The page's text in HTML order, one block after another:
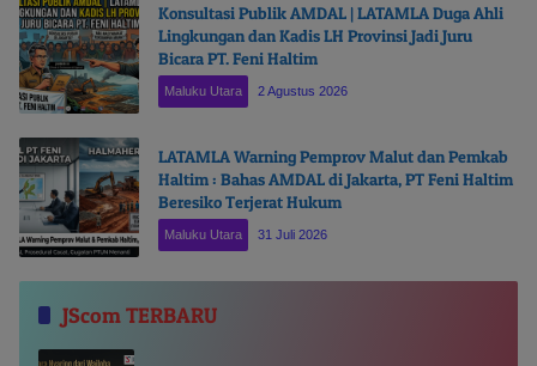
Konsultasi Publik AMDAL | LATAMLA Duga Ahli
Lingkungan dan Kadis LH Provinsi Jadi Juru
Bicara PT. Feni Haltim
Maluku Utara 2 Agustus 2026
LATAMLA Warning Pemprov Malut dan Pemkab
Haltim : Bahas AMDAL di Jakarta, PT Feni Haltim
Beresiko Terjerat Hukum
Maluku Utara 31 Juli 2026
JScom TERBARU